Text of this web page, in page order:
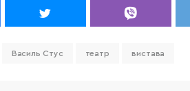
Василь Стус театр вистава